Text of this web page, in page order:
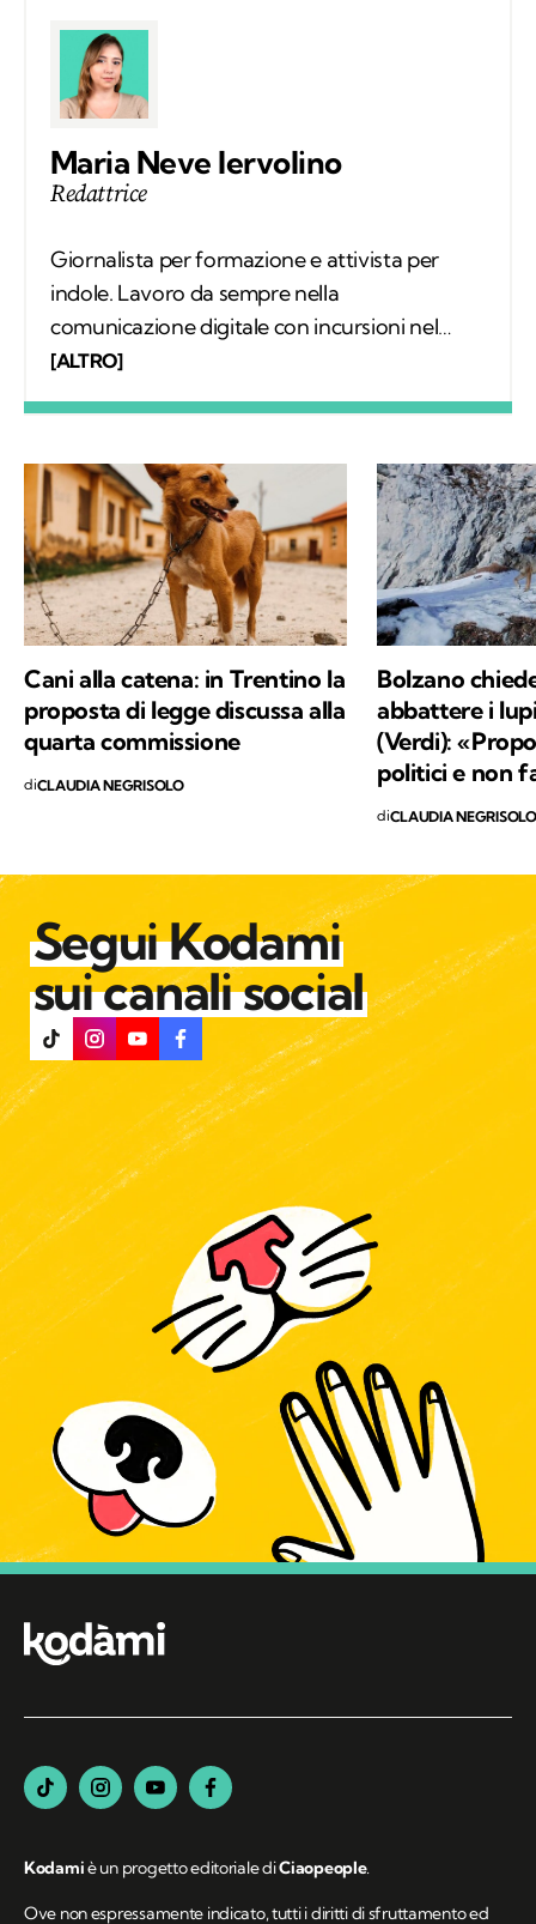
Maria Neve Iervolino
Redattrice
Giornalista per formazione e attivista per
indole. Lavoro da sempre nella
comunicazione digitale con incursioni nel
mondo della carta stampata, dove mi sono
all’aria aperta, e appena posso mi cimento in
percorsi di trekking nella natura. Nella filosofia
di Kodami ho ritrovato i miei valori e un
approccio consapevole ma agile ai problemi
del mondo.
[ALTRO]
Cani alla catena: in Trentino la
proposta di legge discussa alla
quarta commissione
diCLAUDIA NEGRISOLO
Bolzano
abbattere i
(Verdi):
politici e non
diCLAUDIA NEGRISOLO
Segui Kodami
sui canali social
Kodamiè un progetto editoriale diCiaopeople.
Ove non espressamente indicato, tutti i diritti di sfruttamento ed